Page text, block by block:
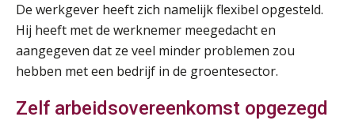
De werkgever heeft zich namelijk flexibel opgesteld.
Hij heeft met de werknemer meegedacht en
aangegeven dat ze veel minder problemen zou
hebben met een bedrijf in de groentesector.
Zelf arbeidsovereenkomst opgezegd
27
AUG
Summercourse Impact en invloed van AI op de salarisverwerking (verdieping)
MOCuitgevers
AUG
MOCuitgevers